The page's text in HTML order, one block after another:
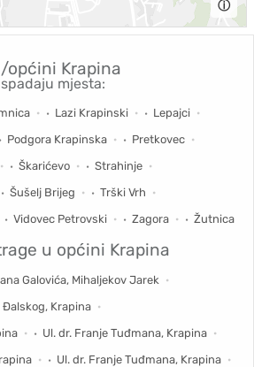
ⓘ
općini Krapina
mjesta:
Lazi Krapinski
Lepajci
Podgora Krapinska
Pretkovec
Škarićevo
Strahinje
Šušelj Brijeg
Trški Vrh
Vidovec Petrovski Zagora Žutnica
u općini Krapina
Galovića, Mihaljekov Jarek
Đalskog, Krapina
Ul. dr. Franje Tuđmana, Krapina
Ul. dr. Franje Tuđmana, Krapina